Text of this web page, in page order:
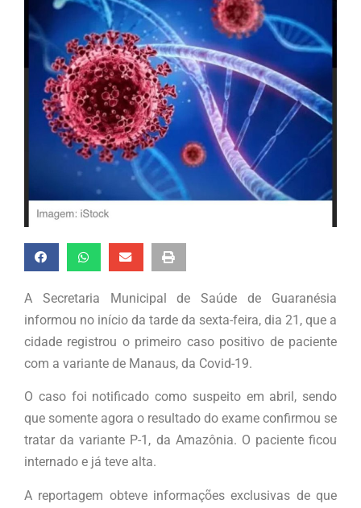
A Secretaria Municipal de Saúde de Guaranésia
informou no início da tarde da sexta-feira, dia 21, que a
cidade registrou o primeiro caso positivo de paciente
com a variante de Manaus, da Covid-19.
O caso foi notificado como suspeito em abril, sendo
que somente agora o resultado do exame confirmou se
tratar da variante P-1, da Amazônia. O paciente ficou
internado e já teve alta.
A reportagem obteve informações exclusivas de que